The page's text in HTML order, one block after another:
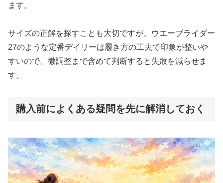
ます。
サイズの正解を探すことも大切ですが、ウエーブライダー
27のような定番デイリーは履き方の工夫で印象が整いや
すいので、微調整まで含めて判断すると失敗を減らせま
す。
購入前によくある疑問を先に解消しておく